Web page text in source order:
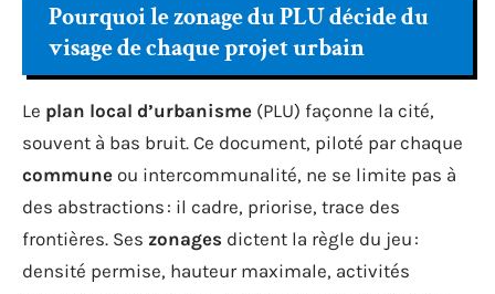
Pourquoi le zonage du PLU décide du
visage de chaque projet urbain
Le plan local d’urbanisme (PLU) façonne la cité,
souvent à bas bruit. Ce document, piloté par chaque
commune ou intercommunalité, ne se limite pas à
des abstractions : il cadre, priorise, trace des
frontières. Ses zonages dictent la règle du jeu :
densité permise, hauteur maximale, activités